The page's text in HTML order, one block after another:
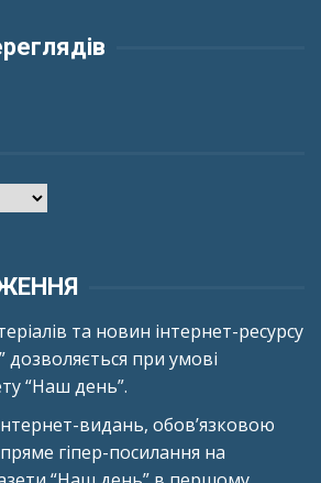
та новин інтернет-ресурсу
дозволяється при умові
“Наш день”.
видань, обов’язковою
гіпер-посилання на